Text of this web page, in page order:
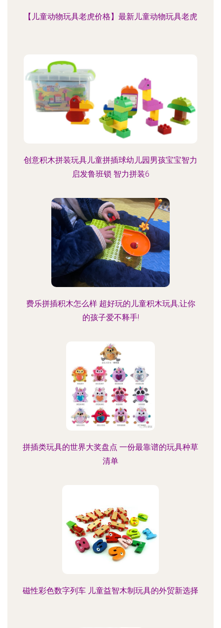
【儿童动物玩具老虎价格】最新儿童动物玩具老虎
创意积木拼装玩具儿童拼插球幼儿园男孩宝宝智力
启发鲁班锁 智力拼装6
费乐拼插积木怎么样 超好玩的儿童积木玩具,让你
的孩子爱不释手!
拼插类玩具的世界大奖盘点 一份最靠谱的玩具种草
清单
磁性彩色数字列车 儿童益智木制玩具的外贸新选择